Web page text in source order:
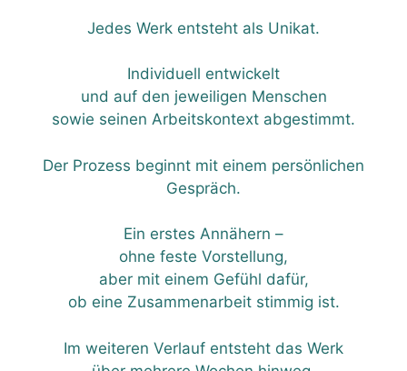
Jedes Werk entsteht als Unikat.
Individuell entwickelt
und auf den jeweiligen Menschen
sowie seinen Arbeitskontext abgestimmt.
Der Prozess beginnt mit einem persönlichen
Gespräch.
Ein erstes Annähern –
ohne feste Vorstellung,
aber mit einem Gefühl dafür,
ob eine Zusammenarbeit stimmig ist.
Im weiteren Verlauf entsteht das Werk